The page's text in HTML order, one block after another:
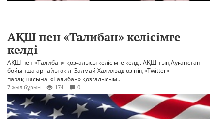
АҚШ пен «Талибан» келісімге
келді
АҚШ пен «Талибан» қозғалысы келісімге келді. АҚШ-тың Ауғанстан
бойынша арнайы өкілі Залмай Халилзад өзінің «Twіtter»
парақшасына «Талибан» қозғалысым..
7 жыл бұрын 174 0